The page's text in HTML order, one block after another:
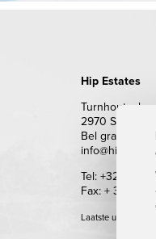
Hip Estates
2970 Schilde
Bel gratis
Tel: +32 (0)3
Fax: + 32 (0)3
Laatste update: